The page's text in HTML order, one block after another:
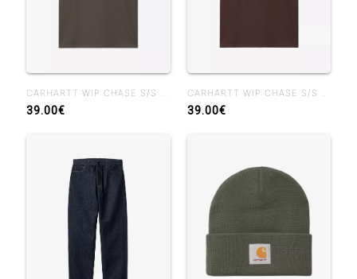
CARHARTT WIP CHASE S/S T-SHIRT SHUNGITE
39.00€
CARHARTT WIP CHASE S/S T-SHIRT PALISANDER
39.00€